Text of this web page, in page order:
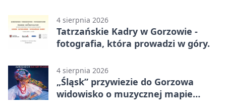
4 sierpnia 2026
Tatrzańskie Kadry w Gorzowie -
fotografia, która prowadzi w góry.
4 sierpnia 2026
„Śląsk” przywiezie do Gorzowa
widowisko o muzycznej mapie